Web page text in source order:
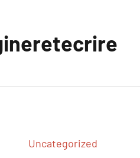
Uncategorized